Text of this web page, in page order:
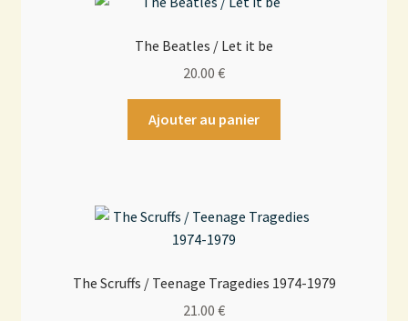
The Beatles / Let it be
20.00 €
Ajouter au panier
The Scruffs / Teenage Tragedies 1974-1979
21.00 €